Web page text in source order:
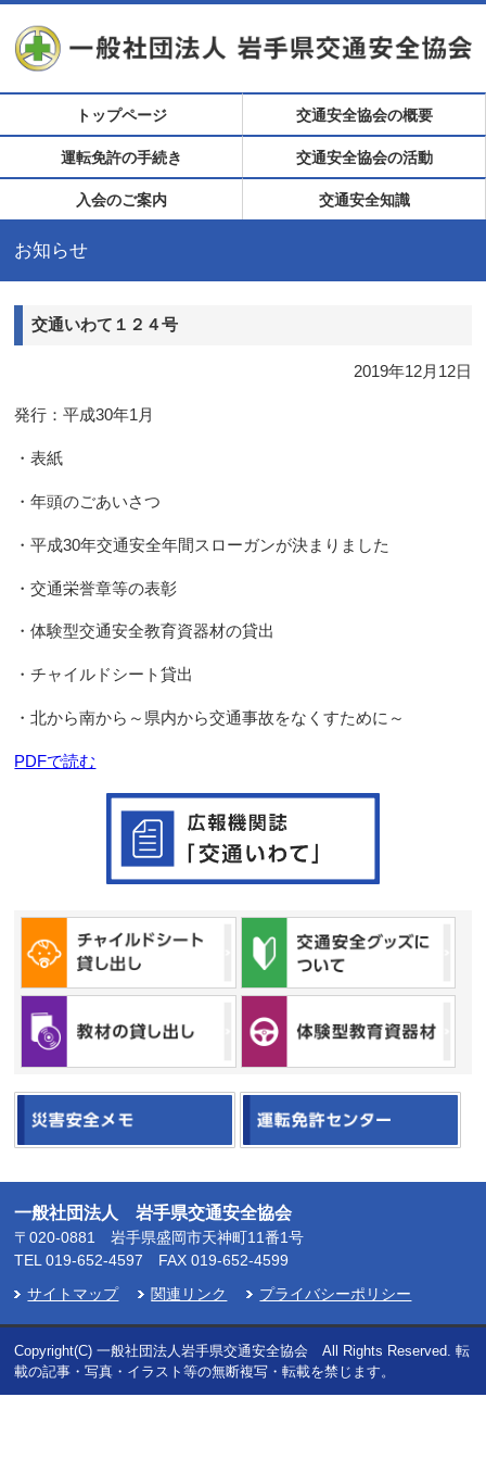
トップページ 交通安全協会の概要
運転免許の手続き 交通安全協会の活動
入会のご案内 交通安全知識
お知らせ
交通いわて１２４号
2019年12月12日
発行：平成30年1月
・表紙
・年頭のごあいさつ
・平成30年交通安全年間スローガンが決まりました
・交通栄誉章等の表彰
・体験型交通安全教育資器材の貸出
・チャイルドシート貸出
・北から南から～県内から交通事故をなくすために～
PDFで読む
一般社団法人 岩手県交通安全協会
〒020-0881 岩手県盛岡市天神町11番1号
TEL019-652-4597 FAX 019-652-4599
サイトマップ 関連リンク プライバシーポリシー
Copyright(C) 一般社団法人岩手県交通安全協会 All Rights Reserved. 転
載の記事・写真・イラスト等の無断複写・転載を禁じます。